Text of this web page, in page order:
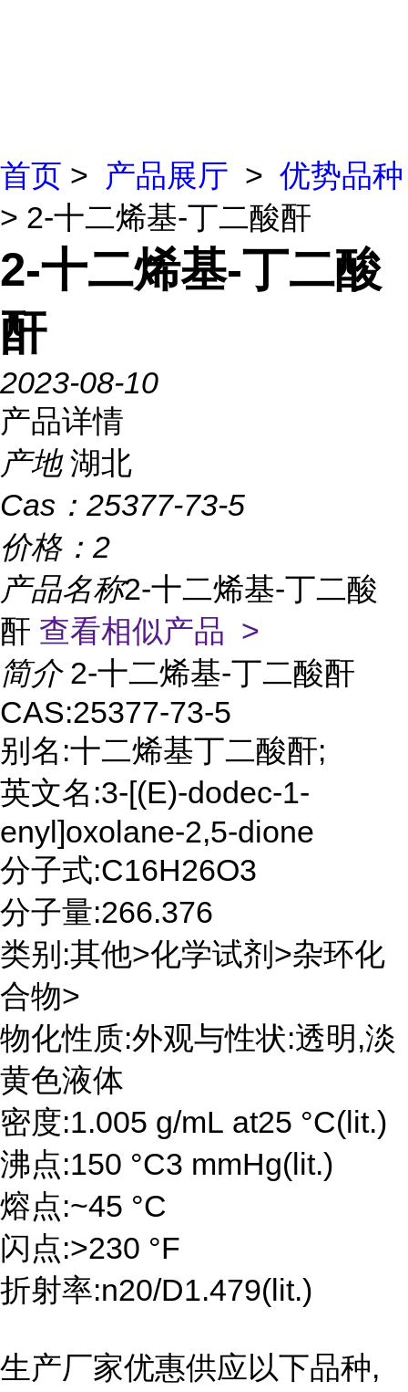
首页 > 产品展厅 > 优势品种
> 2-十二烯基-丁二酸酐
2-十二烯基-丁二酸
酐
2023-08-10
产品详情
产地 湖北
Cas： 25377-73-5
价格： 2
产品名称2-十二烯基-丁二酸
酐 查看相似产品 >
简介 2-十二烯基-丁二酸酐
CAS:25377-73-5
别名:十二烯基丁二酸酐;
英文名:3-[(E)-dodec-1-
enyl]oxolane-2,5-dione
分子式:C16H26O3
分子量:266.376
类别:其他>化学试剂>杂环化
合物>
物化性质:外观与性状:透明,淡
黄色液体
密度:1.005 g/mL at25 °C(lit.)
沸点:150 °C3 mmHg(lit.)
熔点:~45 °C
闪点:>230 °F
折射率:n20/D1.479(lit.)
生产厂家优惠供应以下品种,